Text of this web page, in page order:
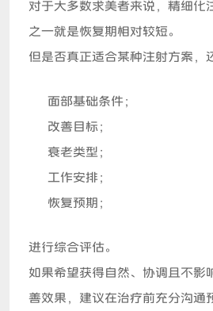
对于大多数求美者来说，精细化
之一就是恢复期相对较短。
但是否真正适合某种注射方案，
面部基础条件；
改善目标；
衰老类型；
工作安排；
恢复预期；
进行综合评估。
如果希望获得自然、协调且不影
善效果，建议在治疗前充分沟通